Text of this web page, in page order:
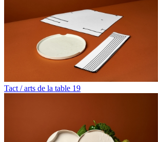
Tact / arts de la table 19